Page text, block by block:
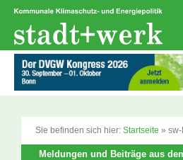
Zum
springen
Sie befinden sich hier: Startseite »
Meldungen und Beiträge aus